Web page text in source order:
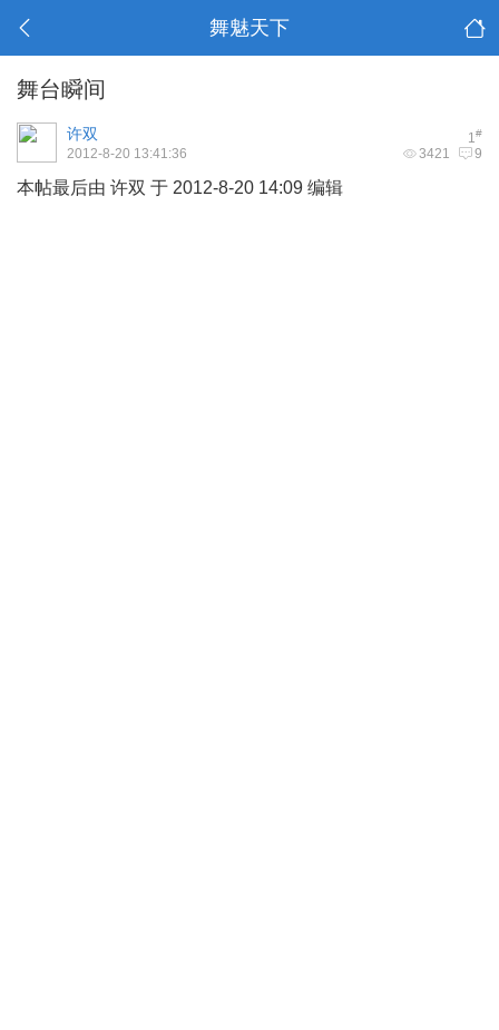
舞魅天下
舞台瞬间
1#
许双
3421 9
2012-8-20 13:41:36
本帖最后由 许双 于 2012-8-20 14:09 编辑